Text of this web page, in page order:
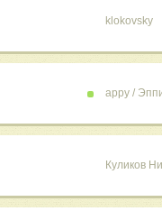
klokovsky
appy /
Куликов